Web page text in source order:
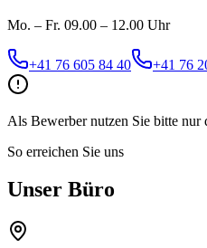
Mo. – Fr. 09.00 – 12.00 Uhr
+41 76 605 84 40 +41 76
Als Bewerber nutzen Sie bitte nur
So erreichen Sie uns
Unser Büro